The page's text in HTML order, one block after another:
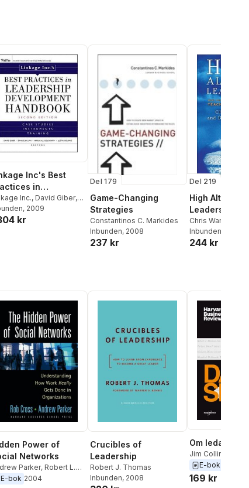
Inc's Best
in
Inc., David Giber,
M. Lam,
, 2009
kr
Del 179
Game-Changing
Strategies
Constantinos C. Markides
Inbunden, 2008
237 kr
Del 219
High Altitude
Leadership
Chris Warner
Schmincke
Inbunden
244 kr
Power of
Networks
Parker, Robert L.
E-bok 2004
Crucibles of
Leadership
Robert J. Thomas
Inbunden, 2008
Om ledarskap
Jim Collins
Daniel Goleman
Drucker,
E-bok
169 kr